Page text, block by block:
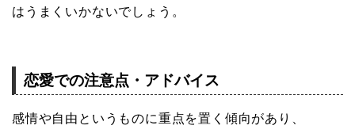
はうまくいかないでしょう。
恋愛での注意点・アドバイス
感情や自由というものに重点を置く傾向があり、